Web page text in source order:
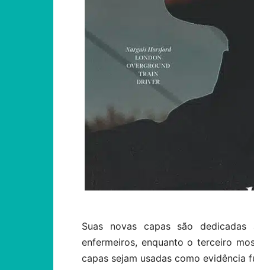
Suas novas capas são
enfermeiros, enquanto o terceiro
capas sejam usadas como evidência